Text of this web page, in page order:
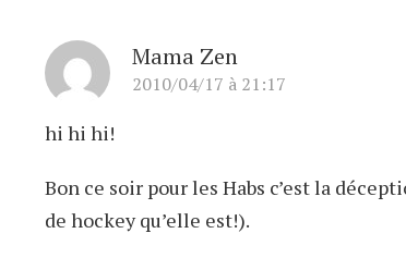
Mama Zen
2010/04/17 à 21:17
hi hi hi!
Bon ce soir pour les Habs c’est la
de hockey qu’elle est!).